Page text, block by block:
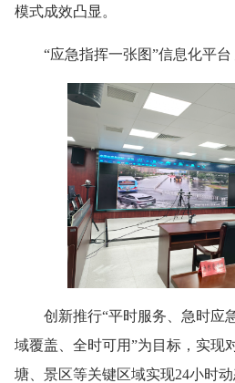
模式成效凸显。
“应急指挥一张图”信息化平台
创新推行“平时服务、急时应急
域覆盖、全时可用”为目标，实现
塘、景区等关键区域实现24小时